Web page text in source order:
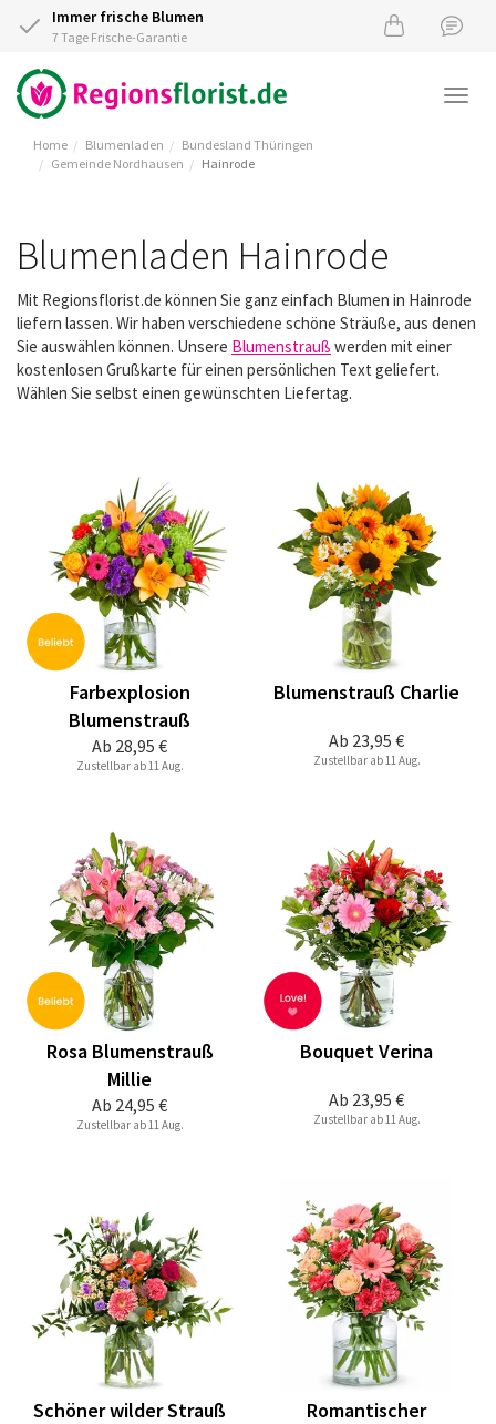
Immer frische Blumen
7 Tage Frische-Garantie
Home Blumenladen
Bundesland Thüringen
Gemeinde Nordhausen
Hainrode
Blumenladen Hainrode
Mit Regionsflorist.de können Sie ganz einfach Blumen in Hainrode
liefern lassen. Wir haben verschiedene schöne Sträuße, aus denen
Sie auswählen können. Unsere Blumenstrauß werden mit einer
kostenlosen Grußkarte für einen persönlichen Text geliefert.
Wählen Sie selbst einen gewünschten Liefertag.
Ab 28,95 €
Farbexplosion
Blumenstrauß
Zustellbar ab 11 Aug.
Ab 23,95 €
Blumenstrauß Charlie
Zustellbar ab 11 Aug.
Ab 24,95 €
Rosa Blumenstrauß
Millie
Zustellbar ab 11 Aug.
Ab 23,95 €
Bouquet Verina
Zustellbar ab 11 Aug.
Schöner wilder Strauß
Romantischer